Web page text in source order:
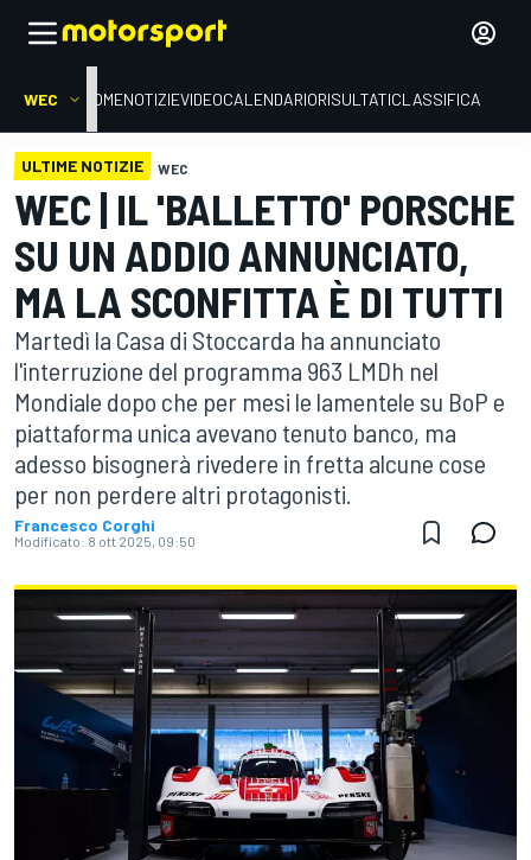
WEC HOMENOTIZIEVIDEOCALENDARIORISULTATICLASSIFICA
ULTIME NOTIZIE WEC
WEC | IL 'BALLETTO' PORSCHE
SU UN ADDIO ANNUNCIATO,
MA LA SCONFITTA È DI TUTTI
Martedì la Casa di Stoccarda ha annunciato
l'interruzione del programma 963 LMDh nel
Mondiale dopo che per mesi le lamentele su BoP e
piattaforma unica avevano tenuto banco, ma
adesso bisognerà rivedere in fretta alcune cose
per non perdere altri protagonisti.
Francesco Corghi
Modificato: 8 ott 2025, 09:50